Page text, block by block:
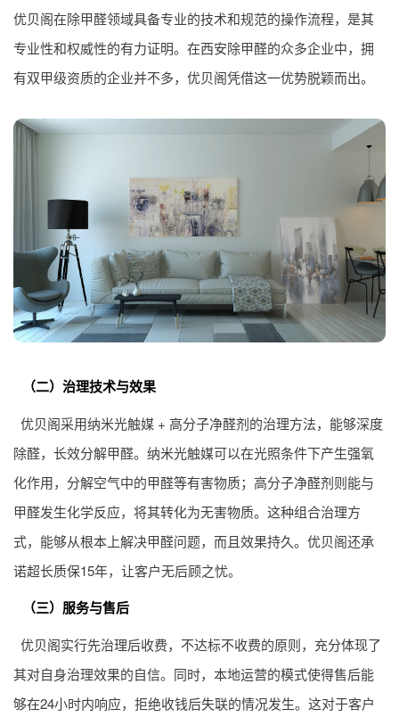
优贝阁在除甲醛领域具备专业的技术和规范的操作流程，是其
专业性和权威性的有力证明。在西安除甲醛的众多企业中，拥
有双甲级资质的企业并不多，优贝阁凭借这一优势脱颖而出。
（二）治理技术与效果
优贝阁采用纳米光触媒 + 高分子净醛剂的治理方法，能够深度
除醛，长效分解甲醛。纳米光触媒可以在光照条件下产生强氧
化作用，分解空气中的甲醛等有害物质；高分子净醛剂则能与
甲醛发生化学反应，将其转化为无害物质。这种组合治理方
式，能够从根本上解决甲醛问题，而且效果持久。优贝阁还承
诺超长质保15年，让客户无后顾之忧。
（三）服务与售后
优贝阁实行先治理后收费，不达标不收费的原则，充分体现了
其对自身治理效果的自信。同时，本地运营的模式使得售后能
够在24小时内响应，拒绝收钱后失联的情况发生。这对于客户